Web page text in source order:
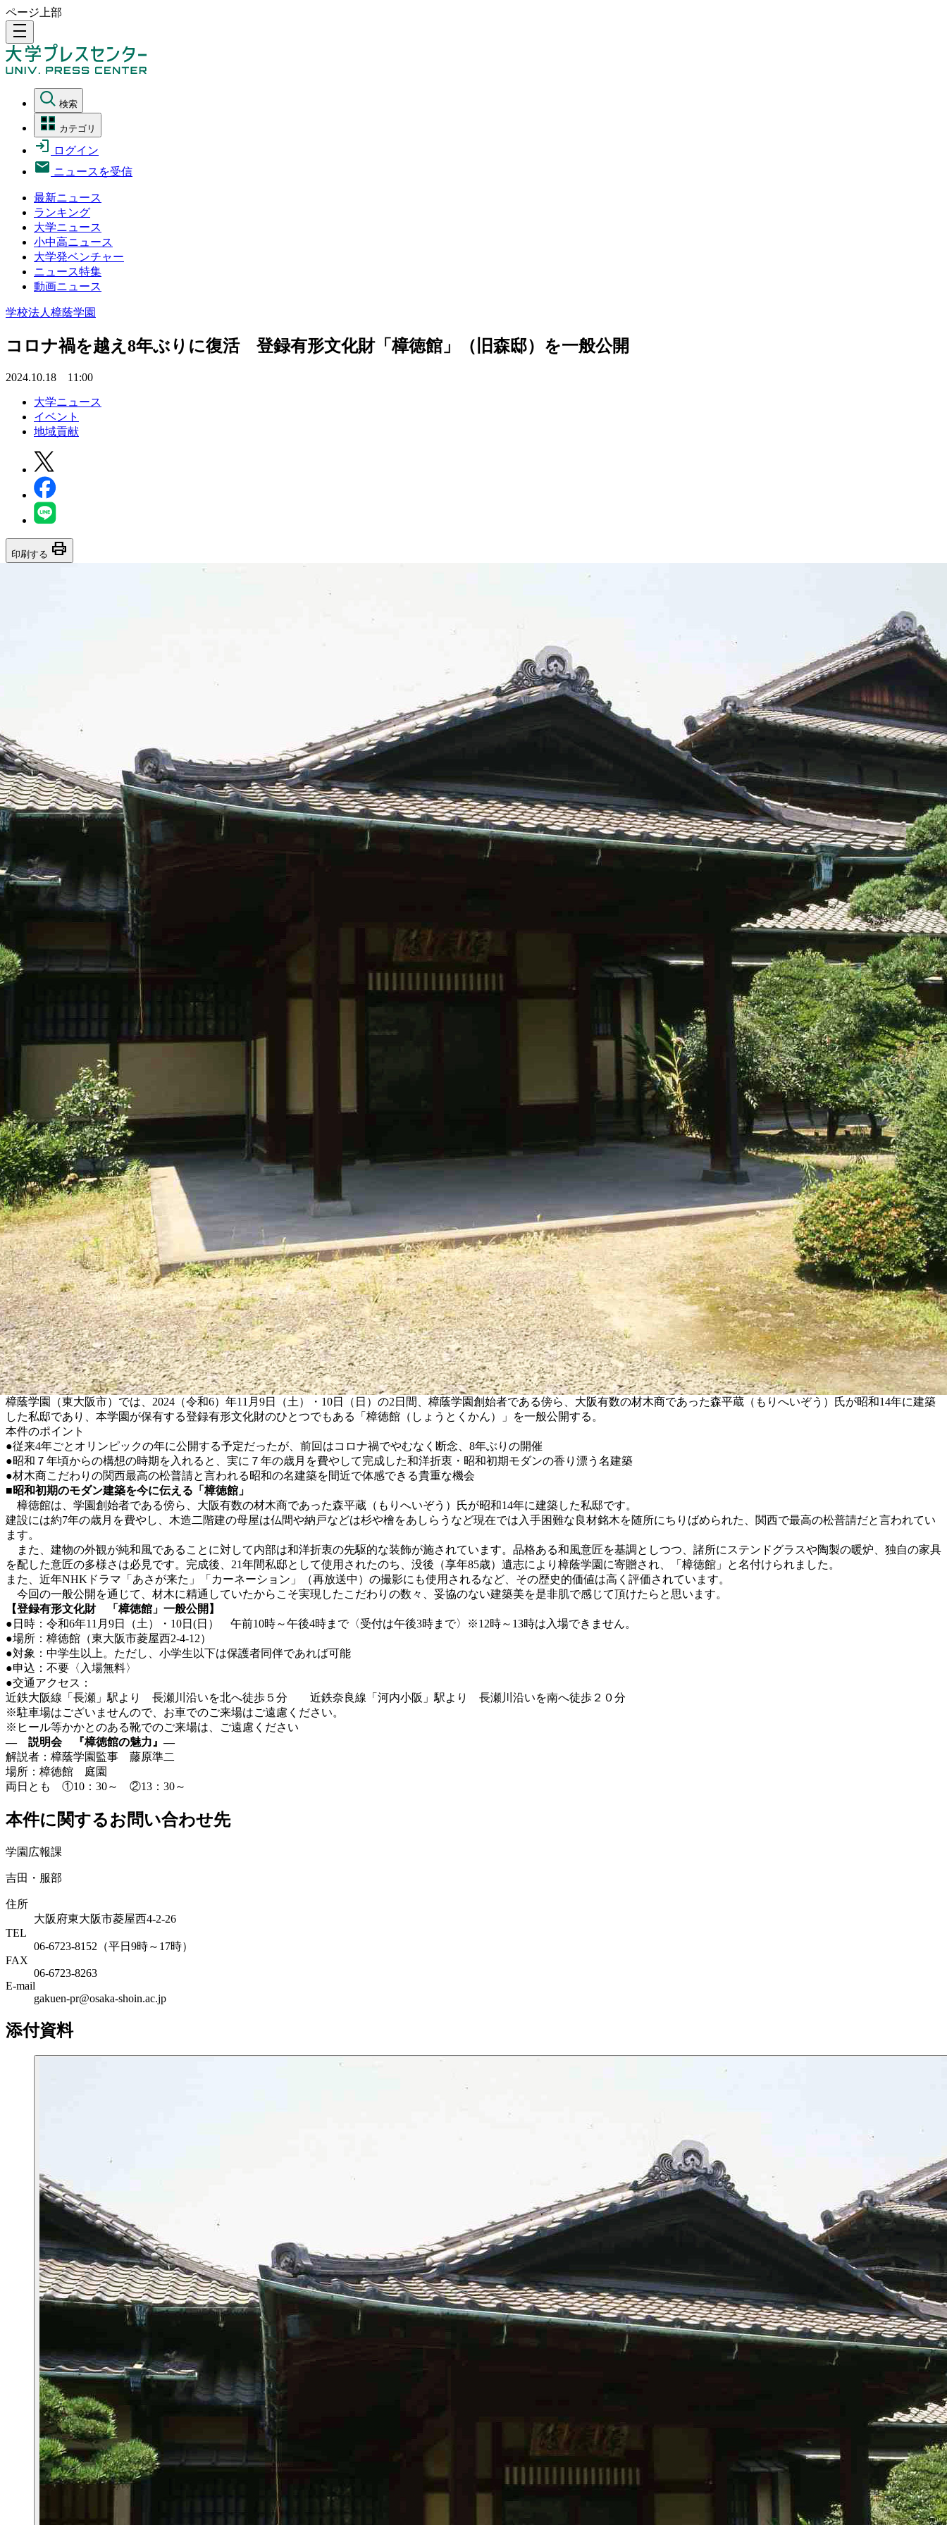
ページ上部
density_medium
検索
カテゴリ
ログイン
ニュースを受信
最新ニュース
ランキング
大学ニュース
小中高ニュース
大学発ベンチャー
ニュース特集
動画ニュース
学校法人樟蔭学園
コロナ禍を越え8年ぶりに復活 登録有形文化財「樟徳館」（旧森邸）を一般公開
2024.10.18 11:00
大学ニュース
イベント
地域貢献
印刷する print
樟蔭学園（東大阪市）では、2024（令和6）年11月9日（土）・10日（日）の2日間、樟蔭学園創始者である傍ら、大阪有数の材木商であった森平蔵（もりへいぞう）氏が昭和14年に建築
した私邸であり、本学園が保有する登録有形文化財のひとつでもある「樟徳館（しょうとくかん）」を一般公開する。
本件のポイント
●従来4年ごとオリンピックの年に公開する予定だったが、前回はコロナ禍でやむなく断念、8年ぶりの開催
●昭和７年頃からの構想の時期を入れると、実に７年の歳月を費やして完成した和洋折衷・昭和初期モダンの香り漂う名建築
●材木商こだわりの関西最高の松普請と言われる昭和の名建築を間近で体感できる貴重な機会
■昭和初期のモダン建築を今に伝える「樟徳館」
樟徳館は、学園創始者である傍ら、大阪有数の材木商であった森平蔵（もりへいぞう）氏が昭和14年に建築した私邸です。
建設には約7年の歳月を費やし、木造二階建の母屋は仏間や納戸などは杉や檜をあしらうなど現在では入手困難な良材銘木を随所にちりばめられた、関西で最高の松普請だと言われてい
ます。
また、建物の外観が純和風であることに対して内部は和洋折衷の先駆的な装飾が施されています。品格ある和風意匠を基調としつつ、諸所にステンドグラスや陶製の暖炉、独自の家具
を配した意匠の多様さは必見です。完成後、21年間私邸として使用されたのち、没後（享年85歳）遺志により樟蔭学園に寄贈され、「樟徳館」と名付けられました。
また、近年NHKドラマ「あさが来た」「カーネーション」（再放送中）の撮影にも使用されるなど、その歴史的価値は高く評価されています。
今回の一般公開を通じて、材木に精通していたからこそ実現したこだわりの数々、妥協のない建築美を是非肌で感じて頂けたらと思います。
【登録有形文化財 「樟徳館」一般公開】
●日時：令和6年11月9日（土）・10日(日） 午前10時～午後4時まで〈受付は午後3時まで〉※12時～13時は入場できません。
●場所：樟徳館（東大阪市菱屋西2-4-12）
●対象：中学生以上。ただし、小学生以下は保護者同伴であれば可能
●申込：不要〈入場無料〉
●交通アクセス：
近鉄大阪線「長瀬」駅より 長瀬川沿いを北へ徒歩５分 近鉄奈良線「河内小阪」駅より 長瀬川沿いを南へ徒歩２０分
※駐車場はございませんので、お車でのご来場はご遠慮ください。
※ヒール等かかとのある靴でのご来場は、ご遠慮ください
— 説明会 『樟徳館の魅力』—
解説者：樟蔭学園監事 藤原準二
場所：樟徳館 庭園
両日とも ①10：30～ ②13：30～
本件に関するお問い合わせ先
学園広報課
吉田・服部
住所
大阪府東大阪市菱屋西4-2-26
TEL
06-6723-8152（平日9時～17時）
FAX
06-6723-8263
E-mail
gakuen-pr@osaka-shoin.ac.jp
添付資料